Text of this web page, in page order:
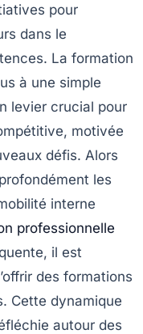
pour
dans le
La formation
à une simple
levier crucial pour
motivée
défis. Alors
les
interne
professionnelle
il est
des formations
Cette dynamique
autour des